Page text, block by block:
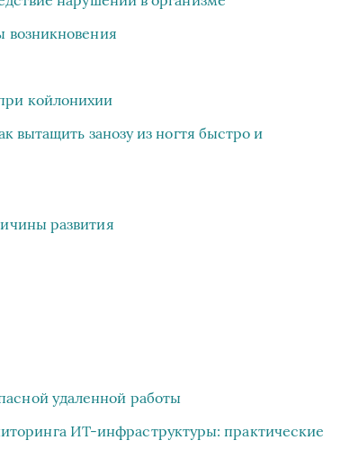
возникновения
койлонихии
вытащить занозу из ногтя быстро и
развития
удаленной работы
ИТ-инфраструктуры: практические